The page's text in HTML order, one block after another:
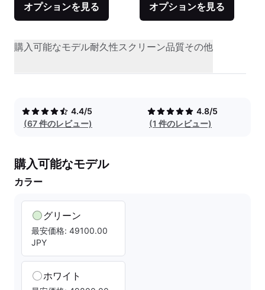
オプションを見る オプションを見る
購入可能なモデル耐久性スクリーン品質その他
4.4/5
(67 件のレビュー)
4.8/5
(1 件のレビュー)
購入可能なモデル
カラー
グリーン
最安価格: 49100.00
JPY
ホワイト